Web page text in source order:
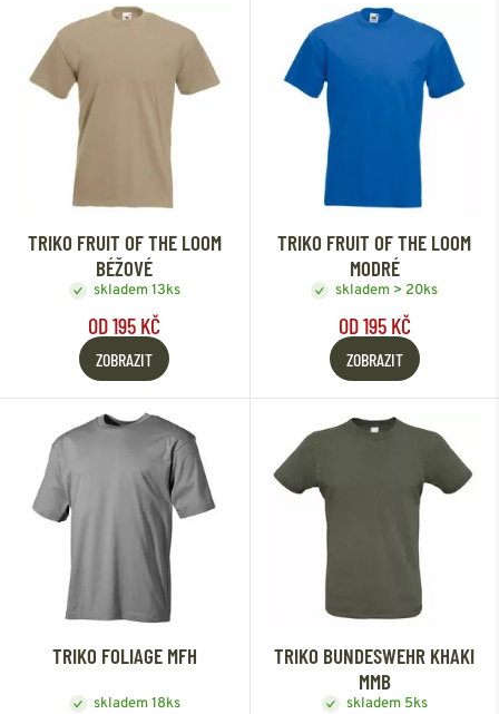
TRIKO FRUIT OF THE LOOM
BÉŽOVÉ
skladem 13ks
OD 195 KČ
ZOBRAZIT
TRIKO FRUIT OF THE LOOM
MODRÉ
skladem > 20ks
OD 195 KČ
ZOBRAZIT
TRIKO FOLIAGE MFH
skladem 18ks
TRIKO BUNDESWEHR KHAKI
MMB
skladem 5ks